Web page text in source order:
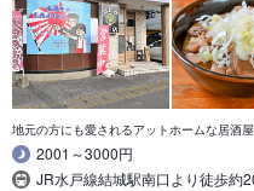
地元の方にも愛されるアットホームな居酒屋
2001～3000円
JR水戸線結城駅南口より徒歩約